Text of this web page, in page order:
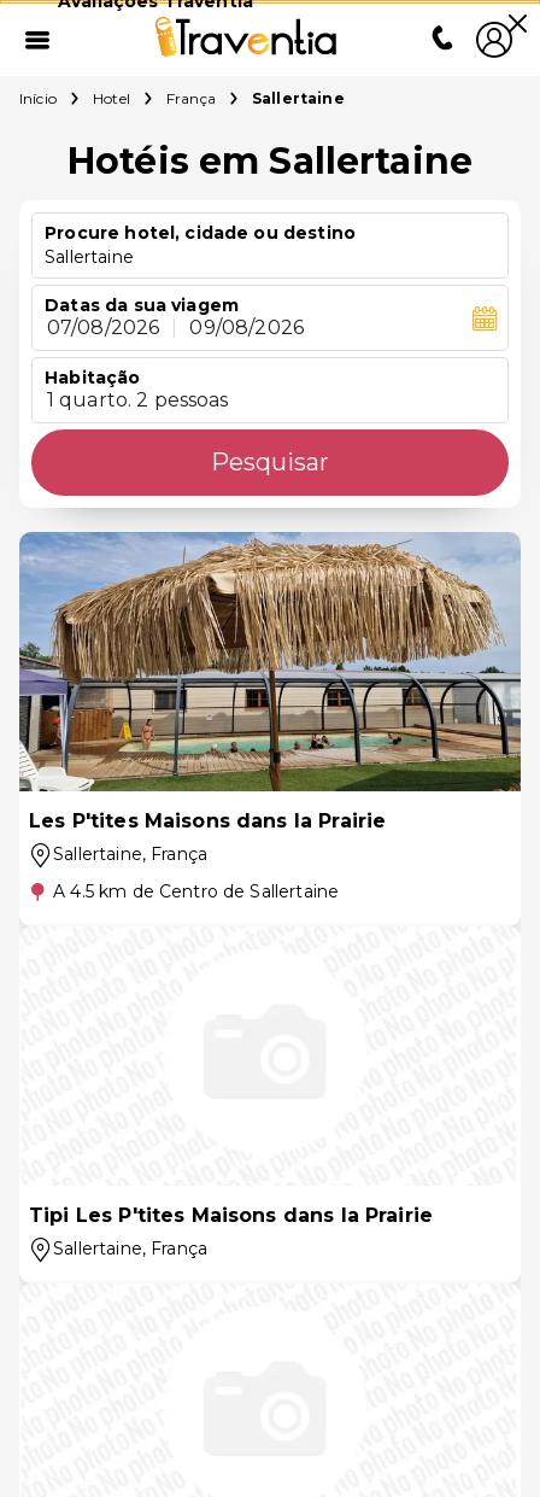
Início Hotel França Sallertaine
Hotéis em Sallertaine
Procure hotel, cidade ou destino
Sallertaine
Datas da sua viagem
07/08/2026 09/08/2026
Habitação
1 quarto. 2 pessoas
Pesquisar
Les P'tites Maisons dans la Prairie
Sallertaine, França
A 4.5 km de Centro de Sallertaine
Tipi Les P'tites Maisons dans la Prairie
Sallertaine, França